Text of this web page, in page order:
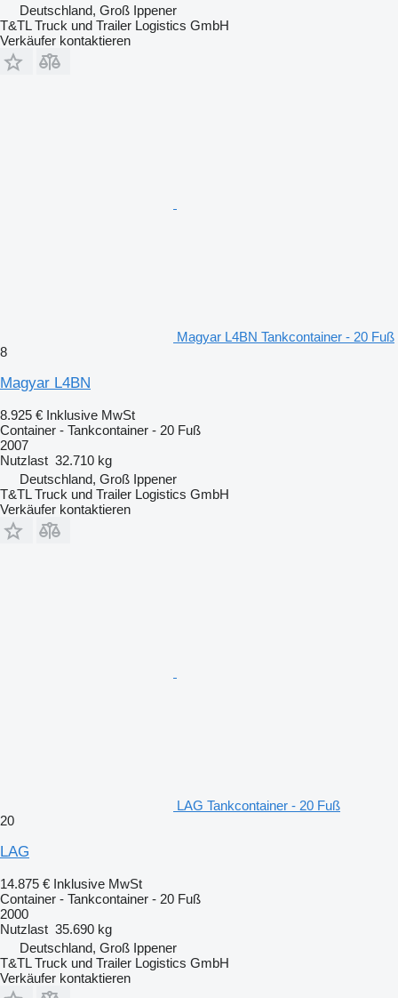
Deutschland, Groß Ippener
T&TL Truck und Trailer Logistics GmbH
Verkäufer kontaktieren
Magyar L4BN Tankcontainer - 20 Fuß
8
Magyar L4BN
8.925 € Inklusive MwSt
Container - Tankcontainer - 20 Fuß
2007
Nutzlast 32.710 kg
Deutschland, Groß Ippener
T&TL Truck und Trailer Logistics GmbH
Verkäufer kontaktieren
LAG Tankcontainer - 20 Fuß
20
LAG
14.875 € Inklusive MwSt
Container - Tankcontainer - 20 Fuß
2000
Nutzlast 35.690 kg
Deutschland, Groß Ippener
T&TL Truck und Trailer Logistics GmbH
Verkäufer kontaktieren